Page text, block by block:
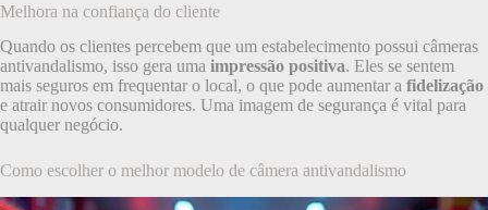
Melhora na confiança do cliente
Quando os clientes percebem que um estabelecimento possui câmeras
antivandalismo, isso gera uma impressão positiva. Eles se sentem
mais seguros em frequentar o local, o que pode aumentar a fidelização
e atrair novos consumidores. Uma imagem de segurança é vital para
qualquer negócio.
Como escolher o melhor modelo de câmera antivandalismo